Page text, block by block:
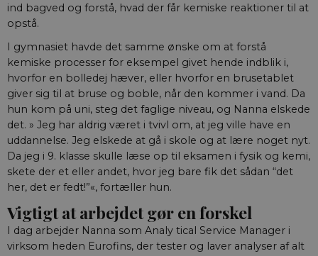
ind bagved og forstå, hvad der får kemiske reaktioner til at
opstå.
I gymnasiet havde det samme ønske om at forstå
kemiske processer for eksempel givet hende indblik i,
hvorfor en bolledej hæver, eller hvorfor en brusetablet
giver sig til at bruse og boble, når den kommer i vand. Da
hun kom på uni, steg det faglige niveau, og Nanna elskede
det. » Jeg har aldrig været i tvivl om, at jeg ville have en
uddannelse. Jeg elskede at gå i skole og at lære noget nyt.
Da jeg i 9. klasse skulle læse op til eksamen i fysik og kemi,
skete der et eller andet, hvor jeg bare fik det sådan “det
her, det er fedt!”«, fortæller hun.
Vigtigt at arbejdet gør en forskel
I dag arbejder Nanna som Analy tical Service Manager i
virksom heden Eurofins, der tester og laver analyser af alt